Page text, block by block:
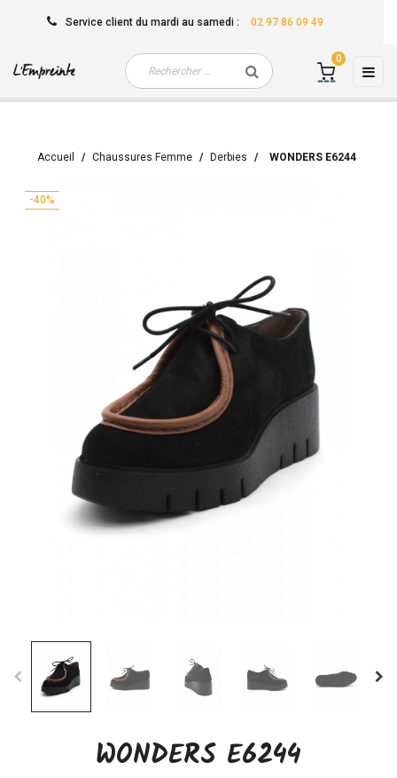
Service client du mardi au samedi : 02 97 86 09 49
☰
0
Accueil Chaussures Femme Derbies WONDERS E6244
-40%
WONDERS E6244